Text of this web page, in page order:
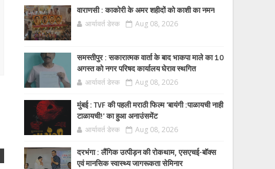
वाराणसी : काकोरी के अमर शहीदों को काशी का नमन
आर्यावर्त डेस्क Aug 08, 2026
समस्तीपुर : सकारात्मक वार्ता के बाद भाकपा माले का 10
अगस्त को नगर परिषद कार्यालय घेराव स्थगित
आर्यावर्त डेस्क Aug 08, 2026
मुंबई : TVF की पहली मराठी फिल्म 'बायंगी :पाळायची नाही
टाळायची!' का हुआ अनाउंसमेंट
आर्यावर्त डेस्क Aug 08, 2026
दरभंगा : लैंगिक उत्पीड़न की रोकथाम, एसएचई-बॉक्स
एवं मानसिक स्वास्थ्य जागरूकता सेमिनार